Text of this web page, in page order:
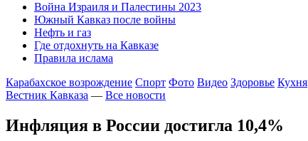
Война Израиля и Палестины 2023
Южный Кавказ после войны
Нефть и газ
Где отдохнуть на Кавказе
Правила ислама
Карабахское возрождение Спорт Фото Видео Здоровье Кухня
Вестник Кавказа — Все новости
Инфляция в России достигла 10,4%